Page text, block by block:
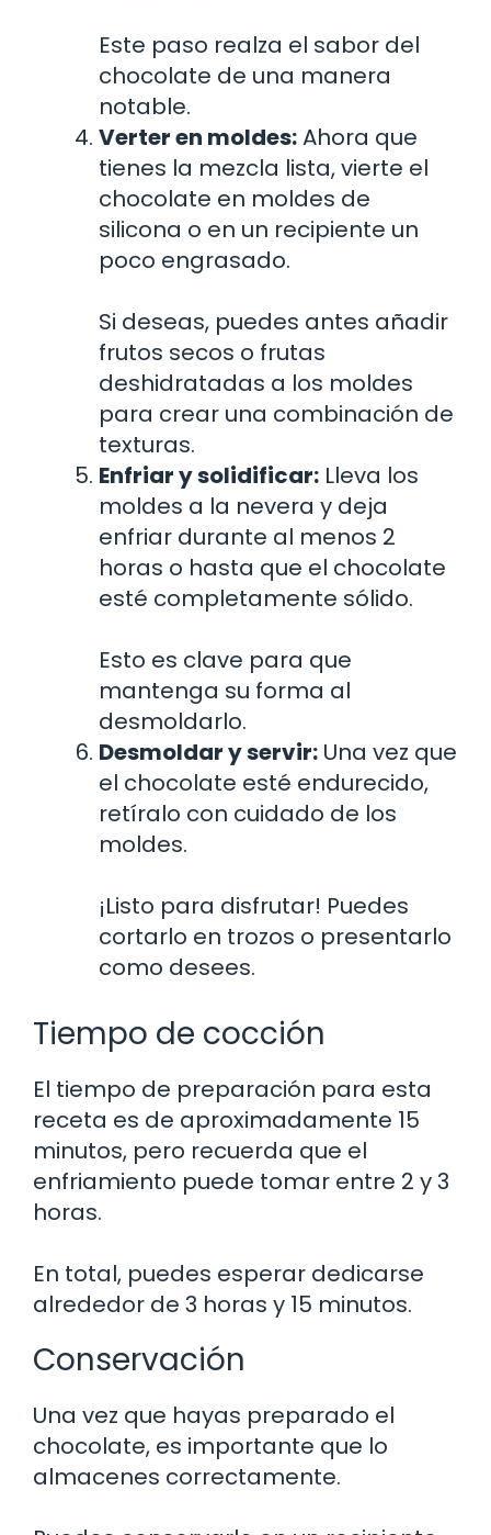
Este paso realza el sabor del
chocolate de una manera
notable.
Verter en moldes:Ahora que
tienes la mezcla lista, vierte el
chocolate en moldes de
silicona o en un recipiente un
poco engrasado.
Si deseas, puedes antes añadir
frutos secos o frutas
deshidratadas a los moldes
para crear una combinación de
texturas.
Enfriar y solidificar: Lleva los
moldes a la nevera y deja
enfriar durante al menos 2
horas o hasta que el chocolate
esté completamente sólido.
Esto es clave para que
mantenga su forma al
desmoldarlo.
Desmoldar y servir: Una vez que
el chocolate esté endurecido,
retíralo con cuidado de los
moldes.
¡Listo para disfrutar! Puedes
cortarlo en trozos o presentarlo
como desees.
Tiempo de cocción
El tiempo de preparación para esta
receta es de aproximadamente 15
minutos, pero recuerda que el
enfriamiento puede tomar entre 2 y 3
horas.
En total, puedes esperar dedicarse
alrededor de 3 horas y 15 minutos.
Conservación
Una vez que hayas preparado el
chocolate, es importante que lo
almacenes correctamente.